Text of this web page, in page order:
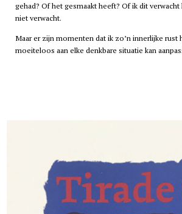
gehad? Of het gesmaakt heeft? Of ik dit verwacht
niet verwacht.
Maar er zijn momenten dat ik zo’n innerlijke rust
moeiteloos aan elke denkbare situatie kan